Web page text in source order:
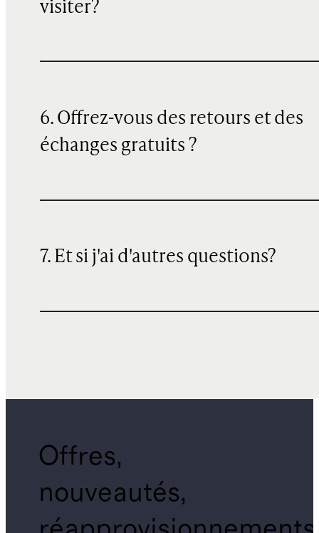
visiter?
6. Offrez-vous des retours et des
échanges gratuits ?
7. Et si j'ai d'autres questions?
Offres,
nouveautés,